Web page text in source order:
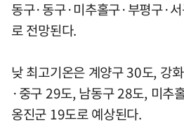
동구·동구·미추홀구·부평구·
로 전망된다.
낮 최고기온은 계양구 30도, 강
·중구 29도, 남동구 28도, 미추
옹진군 19도로 예상된다.